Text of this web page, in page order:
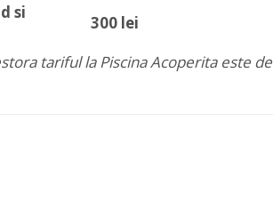
si
300 lei
tariful la Piscina Acoperita este de